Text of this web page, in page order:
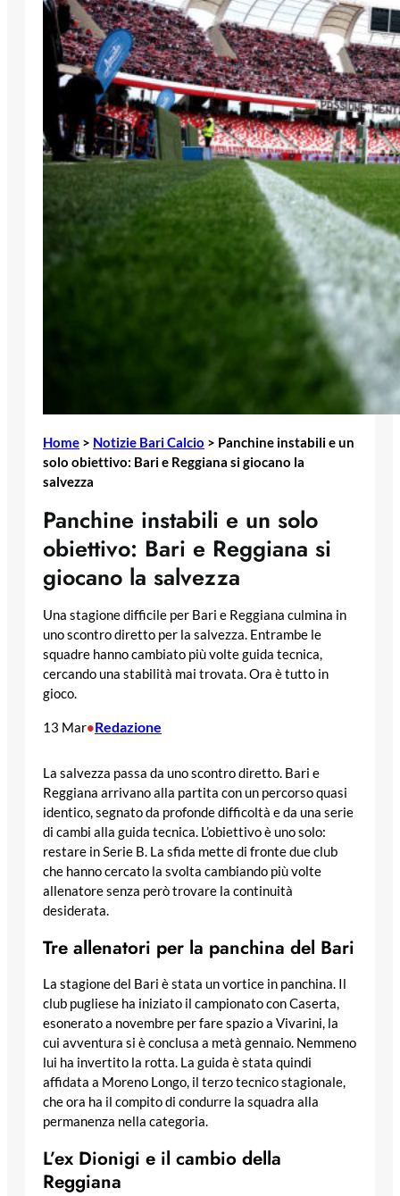
Home > Notizie Bari Calcio > Panchine instabili e un
solo obiettivo: Bari e Reggiana si giocano la
salvezza
Panchine instabili e un solo
obiettivo: Bari e Reggiana si
giocano la salvezza
Una stagione difficile per Bari e Reggiana culmina in
uno scontro diretto per la salvezza. Entrambe le
squadre hanno cambiato più volte guida tecnica,
cercando una stabilità mai trovata. Ora è tutto in
gioco.
13 Mar•Redazione
La salvezza passa da uno scontro diretto. Bari e
Reggiana arrivano alla partita con un percorso quasi
identico, segnato da profonde difficoltà e da una serie
di cambi alla guida tecnica. L’obiettivo è uno solo:
restare in Serie B. La sfida mette di fronte due club
che hanno cercato la svolta cambiando più volte
allenatore senza però trovare la continuità
desiderata.
Tre allenatori per la panchina del Bari
La stagione del Bari è stata un vortice in panchina. Il
club pugliese ha iniziato il campionato con Caserta,
esonerato a novembre per fare spazio a Vivarini, la
cui avventura si è conclusa a metà gennaio. Nemmeno
lui ha invertito la rotta. La guida è stata quindi
affidata a Moreno Longo, il terzo tecnico stagionale,
che ora ha il compito di condurre la squadra alla
permanenza nella categoria.
L’ex Dionigi e il cambio della
Reggiana